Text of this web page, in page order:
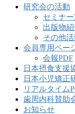
研究会の活動
セミナ
出版物
その他
会員専用ペー
会報PDF
日本摂食支援
日本小児矯正
リアルタイム
歯周内科賛助
お知らせ